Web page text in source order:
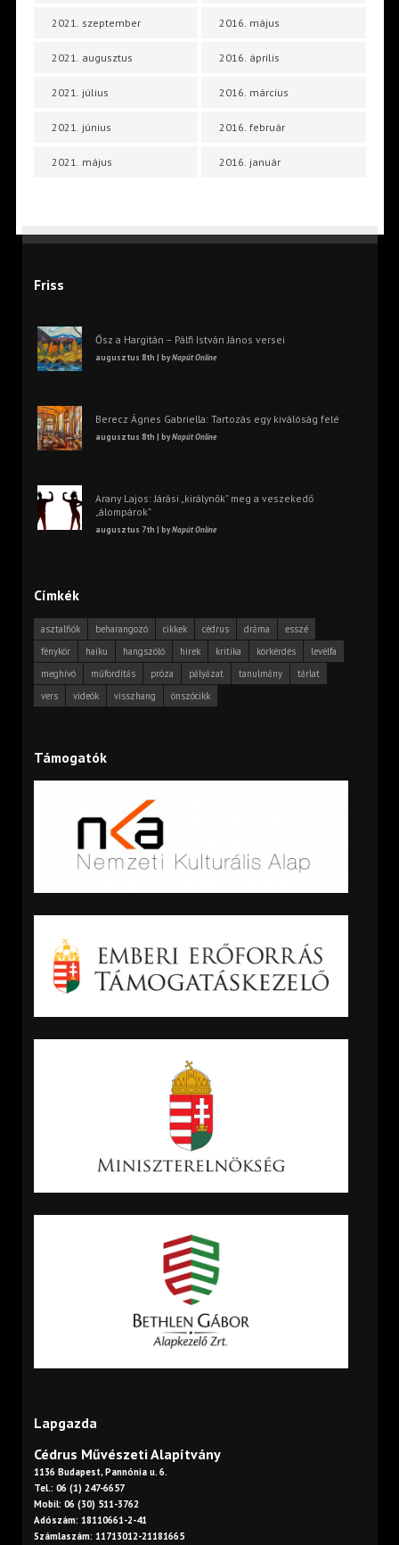
2021. szeptember
2021. augusztus
2021. július
2021. június
2021. május
2016. május
2016. április
2016. március
2016. február
2016. január
Friss
Ősz a Hargitán – Pálfi István János versei
augusztus 8th | byNapút Online
Berecz Ágnes Gabriella: Tartozás egy kiválóság felé
augusztus 8th | byNapút Online
Arany Lajos: Járási „királynők” meg a veszekedő
„álompárok”
augusztus 7th | byNapút Online
Címkék
asztalfiók beharangozó cikkek cédrus dráma
esszé
fénykör
haiku hangszóló hírek kritika körkérdés
levélfa
meghívó
műfordítás próza pályázat tanulmány
tárlat
vers
videók visszhang önszócikk
Támogatók
Lapgazda
Cédrus Művészeti Alapítvány
1136 Budapest, Pannónia u. 6.
Tel.: 06 (1) 247-6657
Mobil: 06 (30) 511-3762
Adószám: 18110661-2-41
Számlaszám: 11713012-21181665